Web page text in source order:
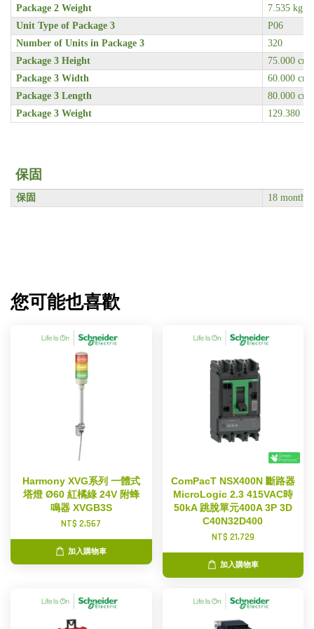
Package 2 Weight
7.535 kg
Unit Type of Package 3
P06
Number of Units in Package 3
320
Package 3 Height
75.000 cm
Package 3 Width
60.000 cm
Package 3 Length
80.000 cm
Package 3 Weight
129.380 kg
保固
保固 18 months
您可能也喜歡
Harmony XVG系列 一體式
塔燈 Ø60 紅橘綠 24V 附蜂
鳴器 XVGB3S
NT$ 2,567
加入購物車
ComPacT NSX400N 斷路器
MicroLogic 2.3 415VAC時
50kA 跳脫單元400A 3P 3D
C40N32D400
NT$ 21,729
加入購物車